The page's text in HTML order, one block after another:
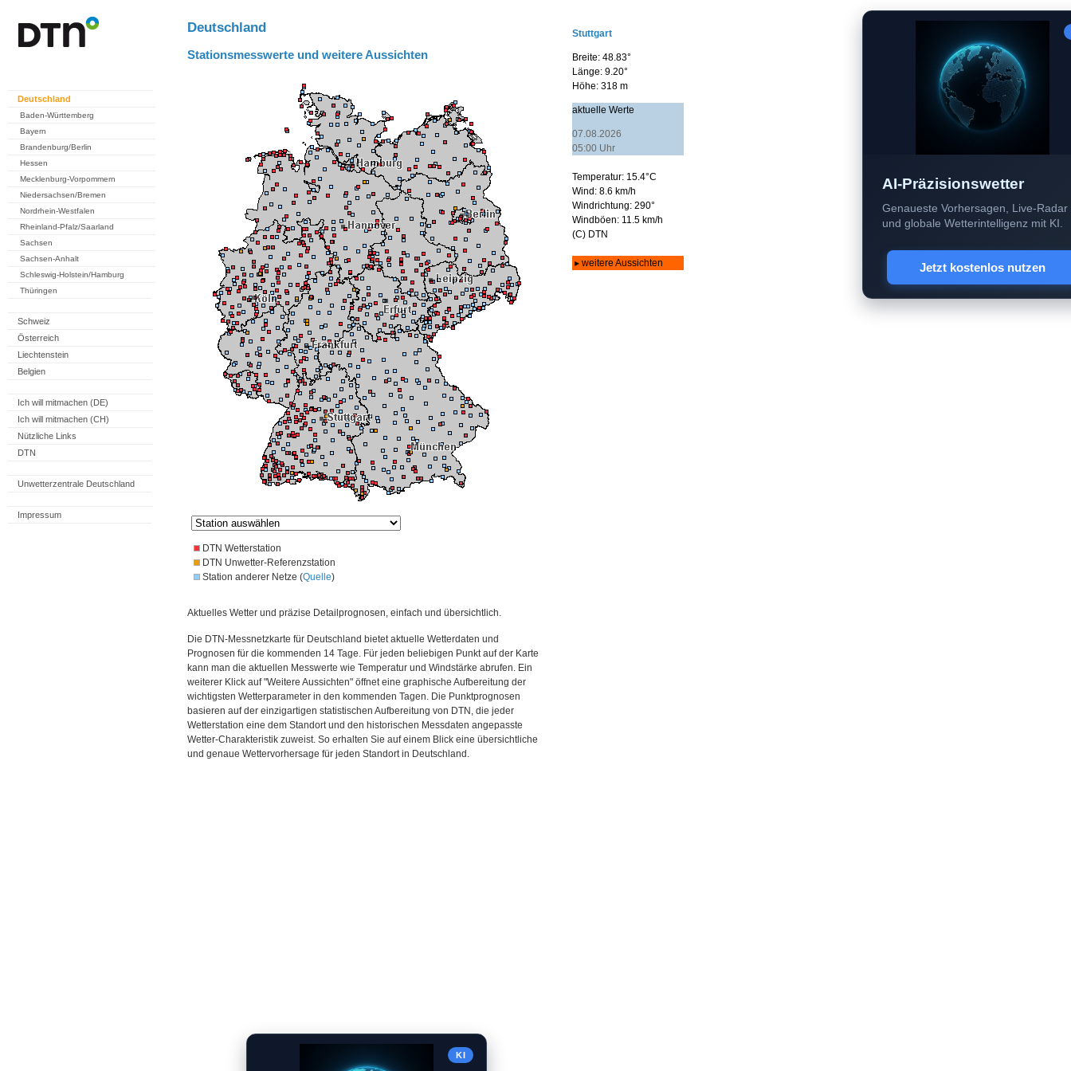
Deutschland
Baden-Württemberg
Bayern
Brandenburg/Berlin
Hessen
Mecklenburg-Vorpommern
Niedersachsen/Bremen
Nordrhein-Westfalen
Rheinland-Pfalz/Saarland
Sachsen
Sachsen-Anhalt
Schleswig-Holstein/Hamburg
Thüringen
Schweiz
Österreich
Liechtenstein
Belgien
Ich will mitmachen (DE)
Ich will mitmachen (CH)
Nützliche Links
DTN
Unwetterzentrale Deutschland
Impressum
Deutschland
Stationsmesswerte und weitere Aussichten
DTN Wetterstation
DTN Unwetter-Referenzstation
Station anderer Netze (Quelle)
Aktuelles Wetter und präzise Detailprognosen, einfach und übersichtlich.
Die DTN-Messnetzkarte für Deutschland bietet aktuelle Wetterdaten und
Prognosen für die kommenden 14 Tage. Für jeden beliebigen Punkt auf der Karte
kann man die aktuellen Messwerte wie Temperatur und Windstärke abrufen. Ein
weiterer Klick auf "Weitere Aussichten" öffnet eine graphische Aufbereitung der
wichtigsten Wetterparameter in den kommenden Tagen. Die Punktprognosen
basieren auf der einzigartigen statistischen Aufbereitung von DTN, die jeder
Wetterstation eine dem Standort und den historischen Messdaten angepasste
Wetter-Charakteristik zuweist. So erhalten Sie auf einem Blick eine übersichtliche
und genaue Wettervorhersage für jeden Standort in Deutschland.
KI
AI-Präzisionswetter
Genaueste Vorhersagen, Live-Radar
und globale Wetterintelligenz mit KI.
Jetzt kostenlos nutzen